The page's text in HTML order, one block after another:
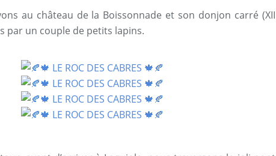
au château de la Boissonnade et son donjon carré (XII
par un couple de petits lapins.